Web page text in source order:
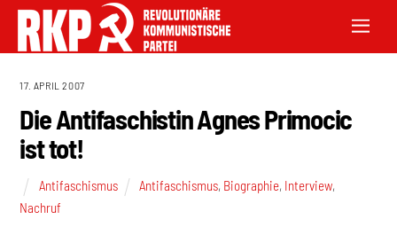
17. APRIL 2007
Die Antifaschistin Agnes Primocic
ist tot!
Antifaschismus Antifaschismus, Biographie, Interview,
Nachruf